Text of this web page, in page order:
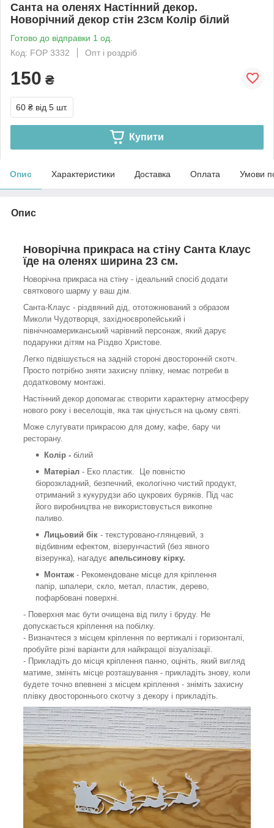
Санта на оленях Настінний декор.
Новорічний декор стін 23см Колір білий
Готово до відправки 1 од.
Код: FOP 3332
Опт і роздріб
150 ₴
60 ₴ від 5 шт.
Купити
Опис Характеристики Доставка Оплата Умови
Опис
Новорічна прикраса на стіну Санта Клаус
їде на оленях ширина 23 см.
Новорічна прикраса на стіну - ідеальний спосіб додати
святкового шарму у ваш дім.
Санта-Клаус - різдвяний дід, ототожнюваний з образом
Миколи Чудотворця, західноєвропейський і
північноамериканський чарівний персонаж, який дарує
подарунки дітям на Різдво Христове.
Легко підвішується на задній стороні двосторонній скотч.
Просто потрібно зняти захисну плівку, немає потреби в
додатковому монтажі.
Настінний декор допомагає створити характерну атмосферу
нового року і веселощів, яка так цінується на цьому святі.
Може слугувати прикрасою для дому, кафе, бару чи
ресторану.
Колір - білий
Матеріал - Еко пластик. Це повністю
біорозкладний, безпечний, екологічно чистий продукт,
отриманий з кукурудзи або цукрових буряків. Під час
його виробництва не використовується викопне
паливо.
Лицьовий бік - текстуровано-глянцевий, з
відбивним ефектом, візерунчастий (без явного
візерунка), нагадує апельсинову кірку.
Монтаж - Рекомендоване місце для кріплення
папір, шпалери, скло, метал, пластик, дерево,
пофарбовані поверхні.
- Поверхня має бути очищена від пилу і бруду. Не
допускається кріплення на побілку.
- Визначтеся з місцем кріплення по вертикалі і горизонталі,
пробуйте різні варіанти для найкращої візуалізації.
- Прикладіть до місця кріплення панно, оцініть, який вигляд
матиме, змініть місце розташування - прикладіть знову, коли
будете точно впевнені з місцем кріплення - зніміть захисну
плівку двостороннього скотчу з декору і прикладіть.